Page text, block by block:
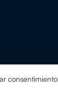
consentimiento